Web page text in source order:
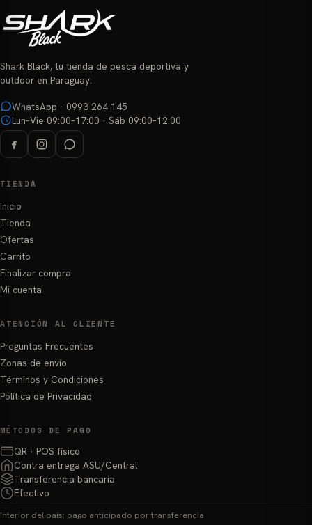
se
pueden
en
página
de
producto
Shark Black, tu tienda de pesca deportiva y
outdoor en Paraguay.
WhatsApp · 0993 264 145
Lun–Vie 09:00–17:00 · Sáb 09:00–12:00
TIENDA
Inicio
Tienda
Ofertas
Carrito
Finalizar compra
Mi cuenta
ATENCIÓN AL CLIENTE
Preguntas Frecuentes
Zonas de envío
Términos y Condiciones
Política de Privacidad
MÉTODOS DE PAGO
QR · POS físico
Contra entrega ASU/Central
Transferencia bancaria
Efectivo
Interior del país: pago anticipado por transferencia